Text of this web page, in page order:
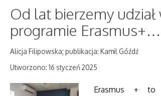
Od lat bierzemy udział
programie Erasmus+…
Alicja Filipowska; publikacja: Kamil Góźdź
Utworzono: 16 styczeń 2025
Erasmus + to